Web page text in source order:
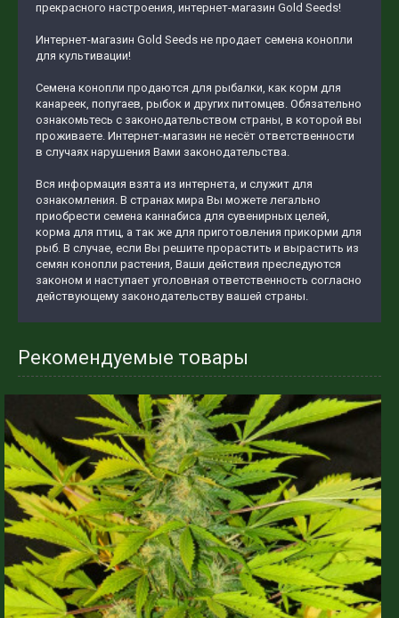
прекрасного настроения, интернет-магазин Gold Seeds!
Интернет-магазин Gold Seeds не продает семена конопли
для культивации!
Семена конопли продаются для рыбалки, как корм для
канареек, попугаев, рыбок и других питомцев. Обязательно
ознакомьтесь с законодательством страны, в которой вы
проживаете. Интернет-магазин не несёт ответственности
в случаях нарушения Вами законодательства.
Вся информация взята из интернета, и служит для
ознакомления. В странах мира Вы можете легально
приобрести семена каннабиса для сувенирных целей,
корма для птиц, а так же для приготовления прикорми для
рыб. В случае, если Вы решите прорастить и вырастить из
семян конопли растения, Ваши действия преследуются
законом и наступает уголовная ответственность согласно
действующему законодательству вашей страны.
Рекомендуемые товары